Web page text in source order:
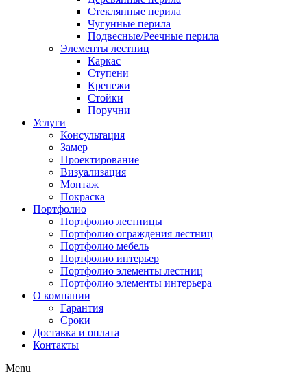
Стеклянные перила
Чугунные перила
Подвесные/Реечные перила
Элементы лестниц
Каркас
Ступени
Крепежи
Стойки
Поручни
Услуги
Консультация
Замер
Проектирование
Визуализация
Монтаж
Покраска
Портфолио
Портфолио лестницы
Портфолио ограждения лестниц
Портфолио мебель
Портфолио интерьер
Портфолио элементы лестниц
Портфолио элементы интерьера
О компании
Гарантия
Сроки
Доставка и оплата
Контакты
Menu